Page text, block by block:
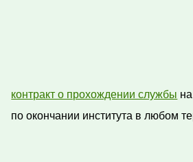
контракт о прохождении службы
по окончании института в любом